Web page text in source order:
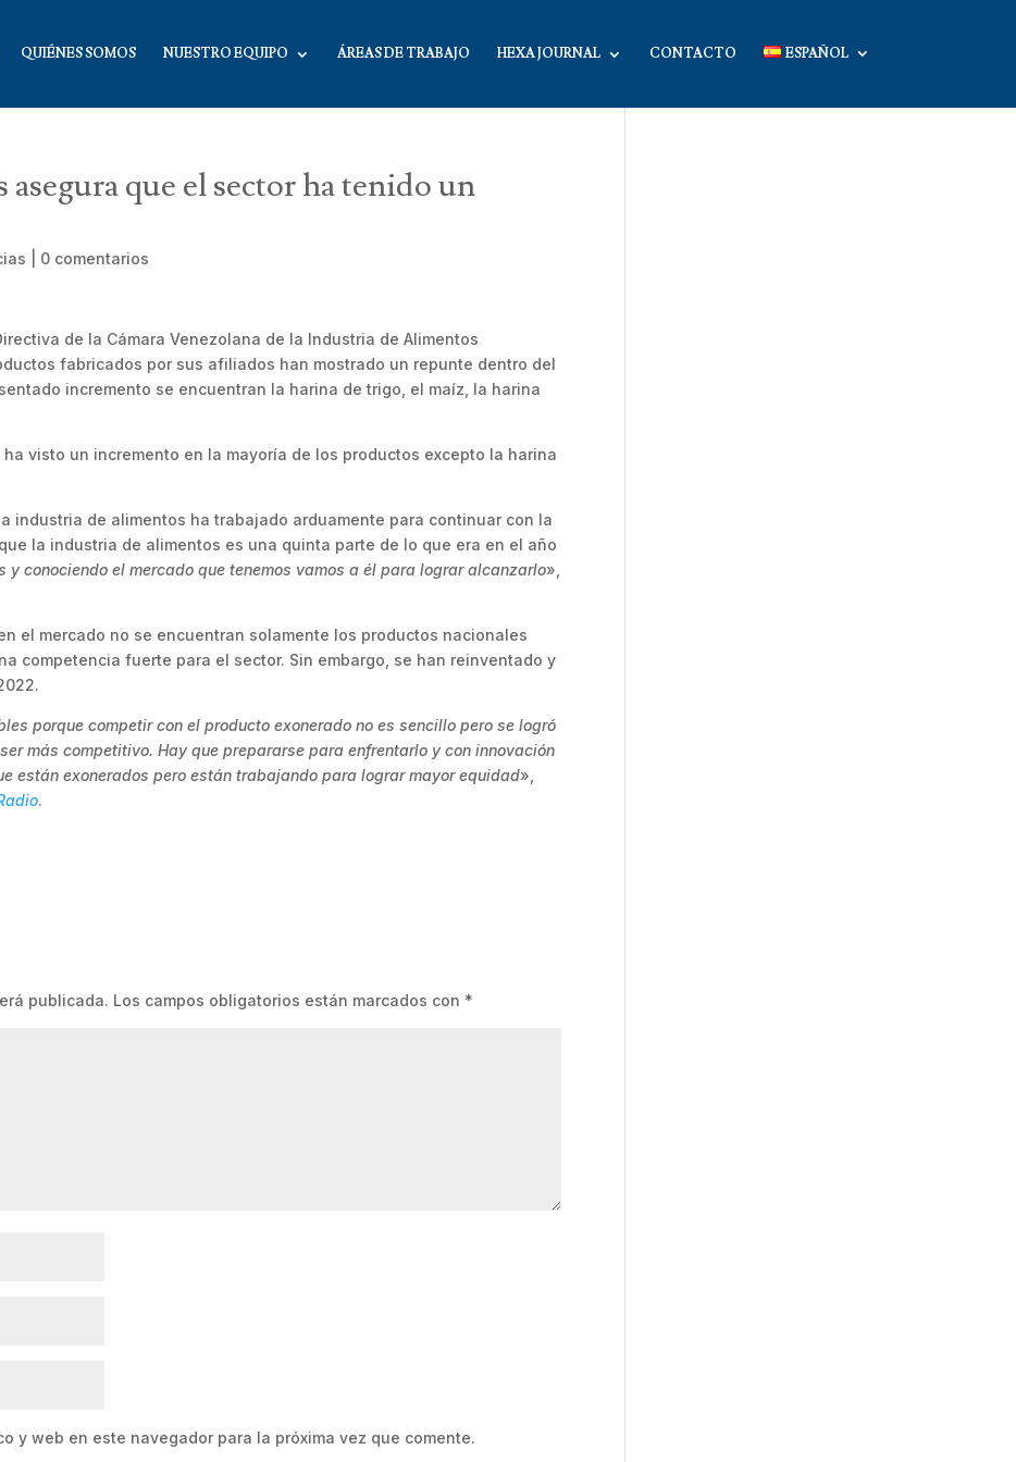
QUIÉNES SOMOS NUESTRO EQUIPO ÁREAS DE TRABAJO HEXA JOURNAL CONTACTO ESPAÑOL
que el sector ha tenido un
0 comentarios
de la Cámara Venezolana de la Industria de Alimentos
fabricados por sus afiliados han mostrado un repunte dentro del
incremento se encuentran la harina de trigo, el maíz, la harina
visto un incremento en la mayoría de los productos excepto la harina
industria de alimentos ha trabajado arduamente para continuar con la
la industria de alimentos es una quinta parte de lo que era en el año
y conociendo el mercado que tenemos vamos a él para lograr alcanzarlo»,
el mercado no se encuentran solamente los productos nacionales
competencia fuerte para el sector. Sin embargo, se han reinventado y
porque competir con el producto exonerado no es sencillo pero se logró
más competitivo. Hay que prepararse para enfrentarlo y con innovación
están exonerados pero están trabajando para lograr mayor equidad»,
.
publicada. Los campos obligatorios están marcados con *
y web en este navegador para la próxima vez que comente.